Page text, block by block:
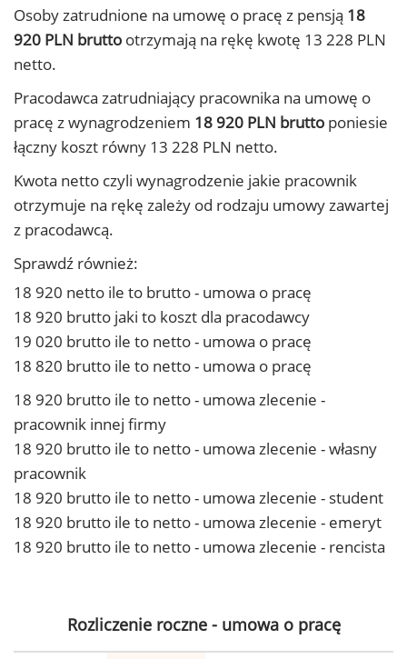
Osoby zatrudnione na umowę o pracę z pensją 18
920 PLN brutto otrzymają na rękę kwotę 13 228 PLN
netto.
Pracodawca zatrudniający pracownika na umowę o
pracę z wynagrodzeniem 18 920 PLN brutto poniesie
łączny koszt równy 13 228 PLN netto.
Kwota netto czyli wynagrodzenie jakie pracownik
otrzymuje na rękę zależy od rodzaju umowy zawartej
z pracodawcą.
Sprawdź również:
18 920 netto ile to brutto - umowa o pracę
18 920 brutto jaki to koszt dla pracodawcy
19 020 brutto ile to netto - umowa o pracę
18 820 brutto ile to netto - umowa o pracę
18 920 brutto ile to netto - umowa zlecenie -
pracownik innej firmy
18 920 brutto ile to netto - umowa zlecenie - własny
pracownik
18 920 brutto ile to netto - umowa zlecenie - student
18 920 brutto ile to netto - umowa zlecenie - emeryt
18 920 brutto ile to netto - umowa zlecenie - rencista
Rozliczenie roczne - umowa o pracę